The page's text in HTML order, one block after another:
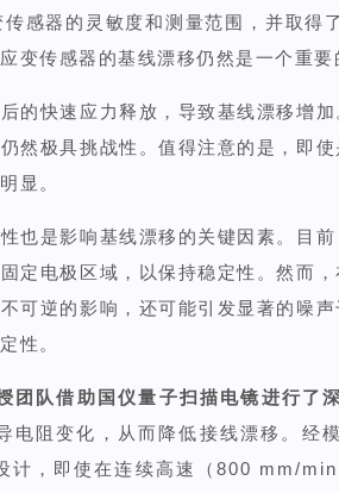
感器的灵敏度和测量范围，并取
变传感器的基线漂移仍然是一个重要
的快速应力释放，导致基线漂移增
然极具挑战性。值得注意的是，即
显。
也是影响基线漂移的关键因素。目
定电极区域，以保持稳定性。然而
可逆的影响，还可能引发显著的噪
性。
团队借助国仪量子扫描电镜进行了
电阻变化，从而降低接线漂移。
计，即使在连续高速（800 mm/